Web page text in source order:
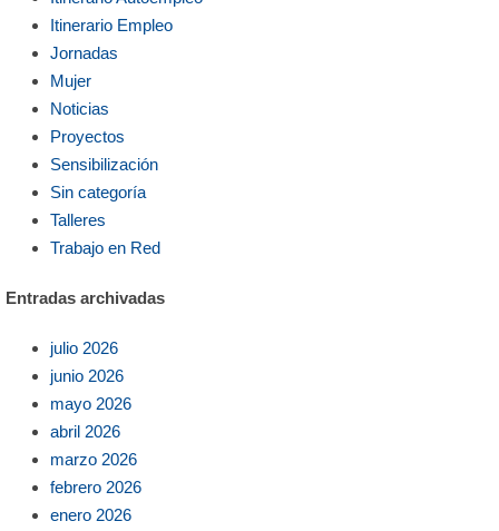
Itinerario Empleo
Jornadas
Mujer
Noticias
Proyectos
Sensibilización
Sin categoría
Talleres
Trabajo en Red
Entradas archivadas
julio 2026
junio 2026
mayo 2026
abril 2026
marzo 2026
febrero 2026
enero 2026